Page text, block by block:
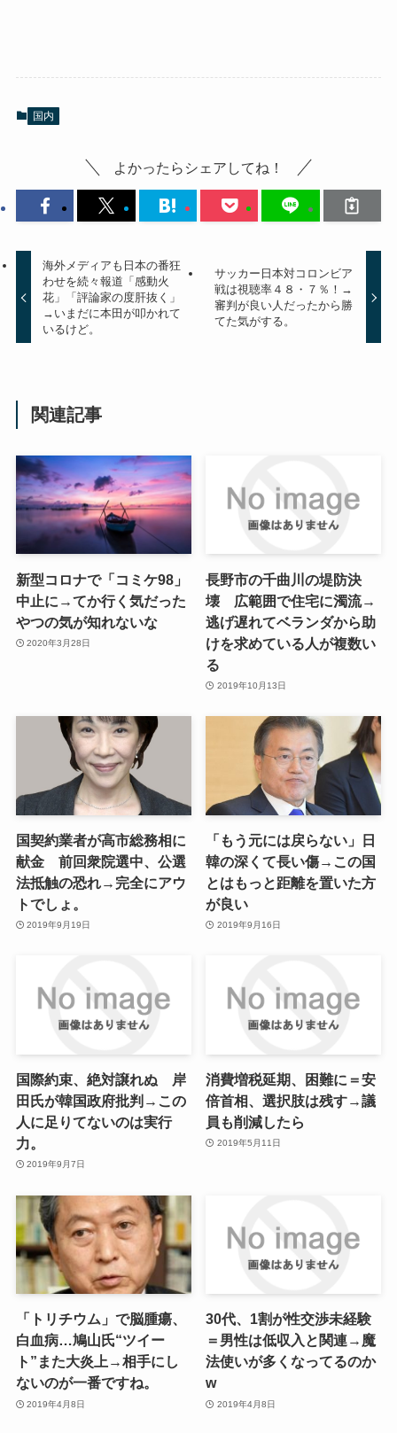
国内
よかったらシェアしてね！
海外メディアも日本の番狂
わせを続々報道「感動火
花」「評論家の度肝抜く」
→いまだに本田が叩かれて
いるけど。
サッカー日本対コロンビア
戦は視聴率４８・７％！→
審判が良い人だったから勝
てた気がする。
関連記事
新型コロナで「コミケ98」
中止に→てか行く気だった
やつの気が知れないな
2020年3月28日
長野市の千曲川の堤防決
壊 広範囲で住宅に濁流→
逃げ遅れてベランダから助
けを求めている人が複数い
る
2019年10月13日
国契約業者が高市総務相に
献金 前回衆院選中、公選
法抵触の恐れ→完全にアウ
トでしょ。
2019年9月19日
「もう元には戻らない」日
韓の深くて長い傷→この国
とはもっと距離を置いた方
が良い
2019年9月16日
国際約束、絶対譲れぬ 岸
田氏が韓国政府批判→この
人に足りてないのは実行
力。
2019年9月7日
消費増税延期、困難に＝安
倍首相、選択肢は残す→議
員も削減したら
2019年5月11日
「トリチウム」で脳腫瘍、
白血病…鳩山氏“ツイー
ト”また大炎上→相手にし
ないのが一番ですね。
2019年4月8日
30代、1割が性交渉未経験
＝男性は低収入と関連→魔
法使いが多くなってるのか
w
2019年4月8日